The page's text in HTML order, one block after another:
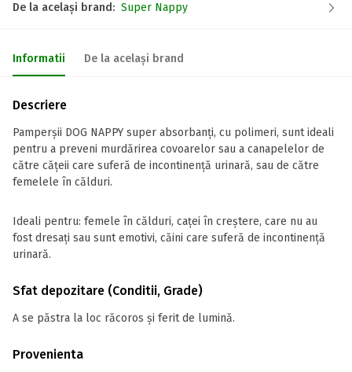
De la același brand: Super Nappy
Informatii De la același brand
Descriere
Pamperșii DOG NAPPY super absorbanți, cu polimeri, sunt ideali
pentru a preveni murdărirea covoarelor sau a canapelelor de
către cățeii care suferă de incontinență urinară, sau de către
femelele în călduri.
Ideali pentru: femele în călduri, caței în creștere, care nu au
fost dresați sau sunt emotivi, căini care suferă de incontinență
urinară.
Sfat depozitare (Conditii, Grade)
A se păstra la loc răcoros și ferit de lumină.
Provenienta